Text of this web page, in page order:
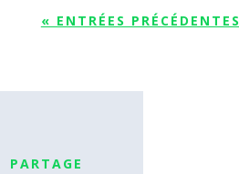
« ENTRÉES PRÉCÉDENTES
PARTAGE